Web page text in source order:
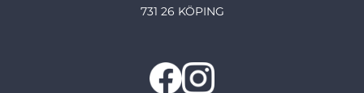
731 26 KÖPING